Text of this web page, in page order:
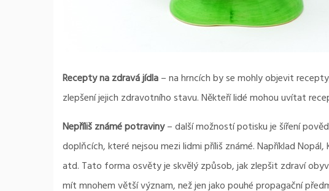
Recepty na zdravá jídla– na hrncích by se mohly objevit
zlepšení jejich zdravotního stavu. Někteří lidé mohou uvítat
Nepříliš známé potraviny– další možností potisku je šíření
doplňcích, které nejsou mezi lidmi příliš známé. Například
atd. Tato forma osvěty je skvělý způsob, jak zlepšit zdraví
mít mnohem větší význam, než jen jako pouhé propagační